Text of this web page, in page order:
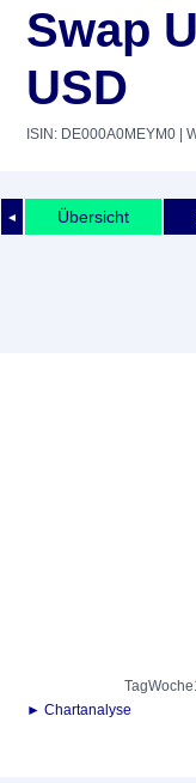
Swap
USD
ISIN: DE000A0MEYM0 |
◄ Übersicht
TagWoche
► Chartanalyse